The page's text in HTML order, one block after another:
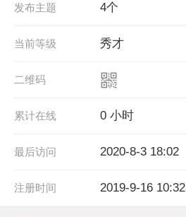
4个
发布主题
秀才
当前等级
二维码
0 小时
累计在线
2020-8-3 18:02
最后访问
2019-9-16 10:32
注册时间